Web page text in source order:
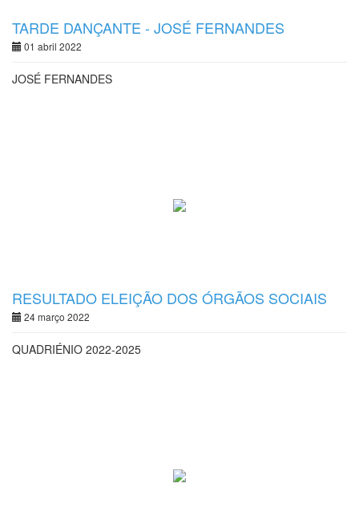
TARDE DANÇANTE - JOSÉ FERNANDES
01 abril 2022
JOSÉ FERNANDES
RESULTADO ELEIÇÃO DOS ÓRGÃOS SOCIAIS
24 março 2022
QUADRIÉNIO 2022-2025